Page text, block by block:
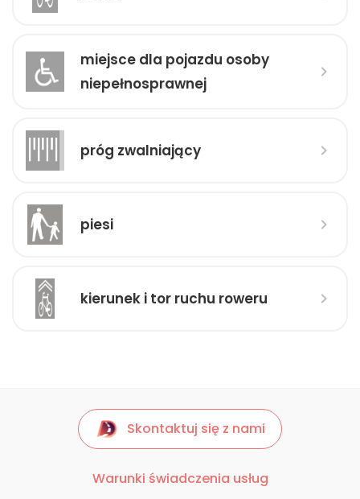
miejsce dla pojazdu osoby
niepełnosprawnej
próg zwalniający
piesi
kierunek i tor ruchu roweru
Skontaktuj się z nami
Warunki świadczenia usług